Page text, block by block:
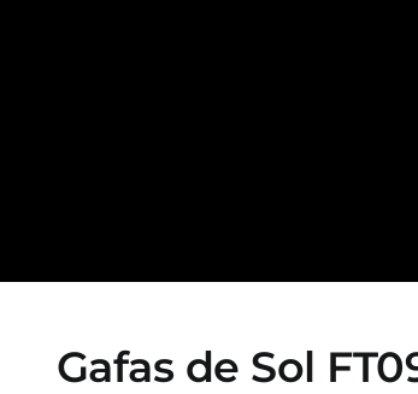
Gafas de Sol